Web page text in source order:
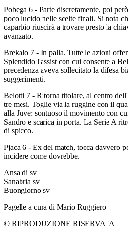
Pobega 6 - Parte discretamente, poi
poco lucido nelle scelte finali. Si nota
caparbio riuscirà a trovare presto la
avanzato.
Brekalo 7 - In palla. Tutte le azioni
Splendido l'assist con cui consente a
precedenza aveva sollecitato la difesa
suggerimenti.
Belotti 7 - Ritorna titolare, al centro
tre mesi. Toglie via la ruggine con il
alla Juve: sontuoso il movimento con
Sandro e scarica in porta. La Serie A
di spicco.
Pjaca 6 - Ex del match, tocca davvero
incidere come dovrebbe.
Ansaldi sv
Sanabria sv
Buongiorno sv
Pagelle a cura di Mario Ruggiero
© RIPRODUZIONE RISERVATA